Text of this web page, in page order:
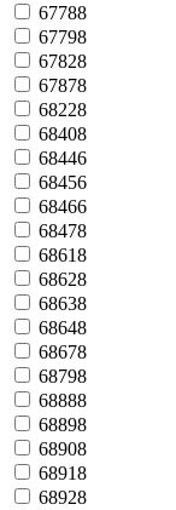
67788
67798
67828
67878
68228
68408
68446
68456
68466
68478
68618
68628
68638
68648
68678
68798
68888
68898
68908
68918
68928